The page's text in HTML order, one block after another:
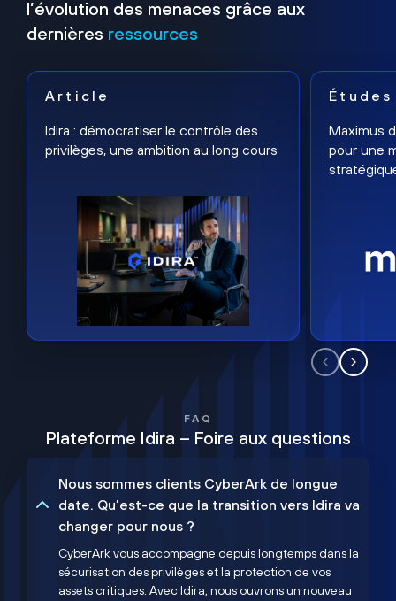
l’évolution des menaces grâce aux
dernières ressources
Article
Idira : démocratiser le contrôle des
privilèges, une ambition au long cours
Études
Maximus
pour une
FAQ
Plateforme Idira – Foire aux questions
Nous sommes clients CyberArk de longue
date. Qu’est-ce que la transition vers Idira va
changer pour nous ?
CyberArk vous accompagne depuis longtemps dans la
sécurisation des privilèges et la protection de vos
assets critiques. Avec Idira, nous ouvrons un nouveau